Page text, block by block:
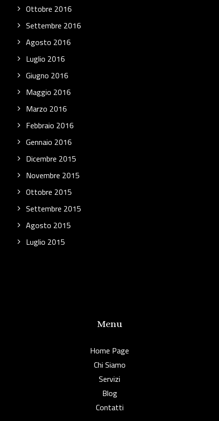
Ottobre 2016
Settembre 2016
Agosto 2016
Luglio 2016
Giugno 2016
Maggio 2016
Marzo 2016
Febbraio 2016
Gennaio 2016
Dicembre 2015
Novembre 2015
Ottobre 2015
Settembre 2015
Agosto 2015
Luglio 2015
Menu
Home Page
Chi Siamo
Servizi
Blog
Contatti